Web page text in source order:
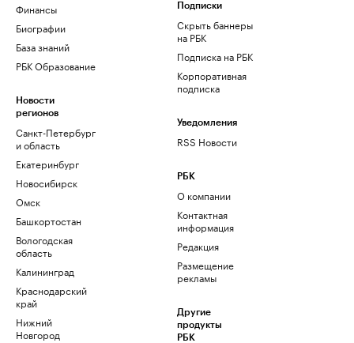
Финансы
Биографии
База знаний
РБК Образование
Новости
регионов
Санкт-Петербург
и область
Екатеринбург
Новосибирск
Омск
Башкортостан
Вологодская
область
Калининград
Краснодарский
край
Нижний
Новгород
Подписки
Скрыть баннеры
на РБК
Подписка на РБК
Корпоративная
подписка
Уведомления
RSS Новости
РБК
О компании
Контактная
информация
Редакция
Размещение
рекламы
Другие
продукты
РБК